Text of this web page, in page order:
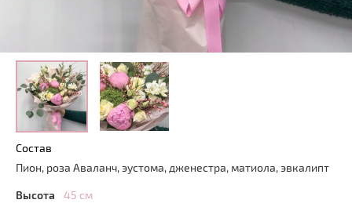
Состав
Пион, роза Аваланч, эустома, дженестра, матиола, эвкалипт
Высота
45 см